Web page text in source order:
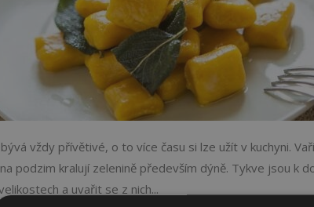
vždy přívětivé, o to více času si lze užít v kuchyni.
podzim kralují zelenině především dýně. Tykve jsou k
a uvařit se z nich...